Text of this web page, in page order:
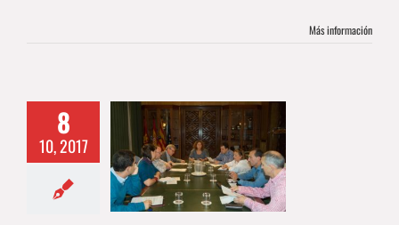
Más información
8
10, 2017
la gestión de
del
comercio